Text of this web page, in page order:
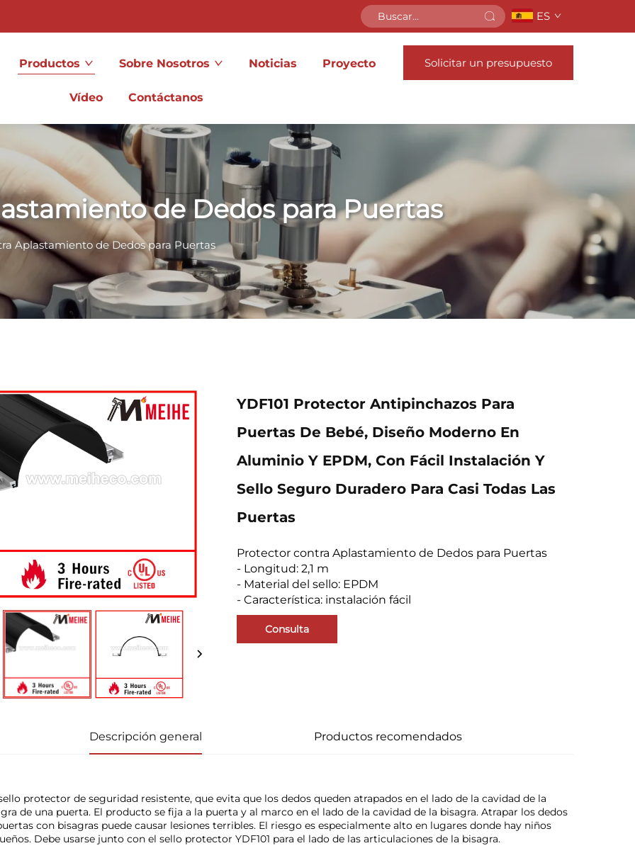
ES
Productos Sobre Nosotros Noticias Proyecto
Vídeo Contáctanos
Solicitar un presupuesto
de Dedos para Puertas
Aplastamiento de Dedos para Puertas
YDF101 Protector Antipinchazos Para
Puertas De Bebé, Diseño Moderno En
Aluminio Y EPDM, Con Fácil Instalación Y
Sello Seguro Duradero Para Casi Todas Las
Puertas
Protector contra Aplastamiento de Dedos para Puertas
- Longitud: 2,1 m
- Material del sello: EPDM
- Característica: instalación fácil
Consulta
Descripción general Productos recomendados
protector de seguridad resistente, que evita que los dedos queden atrapados en el lado de la cavidad de la
de una puerta. El producto se fija a la puerta y al marco en el lado de la cavidad de la bisagra. Atrapar los dedos
con bisagras puede causar lesiones terribles. El riesgo es especialmente alto en lugares donde hay niños
Debe usarse junto con el sello protector YDF101 para el lado de las articulaciones de la bisagra.